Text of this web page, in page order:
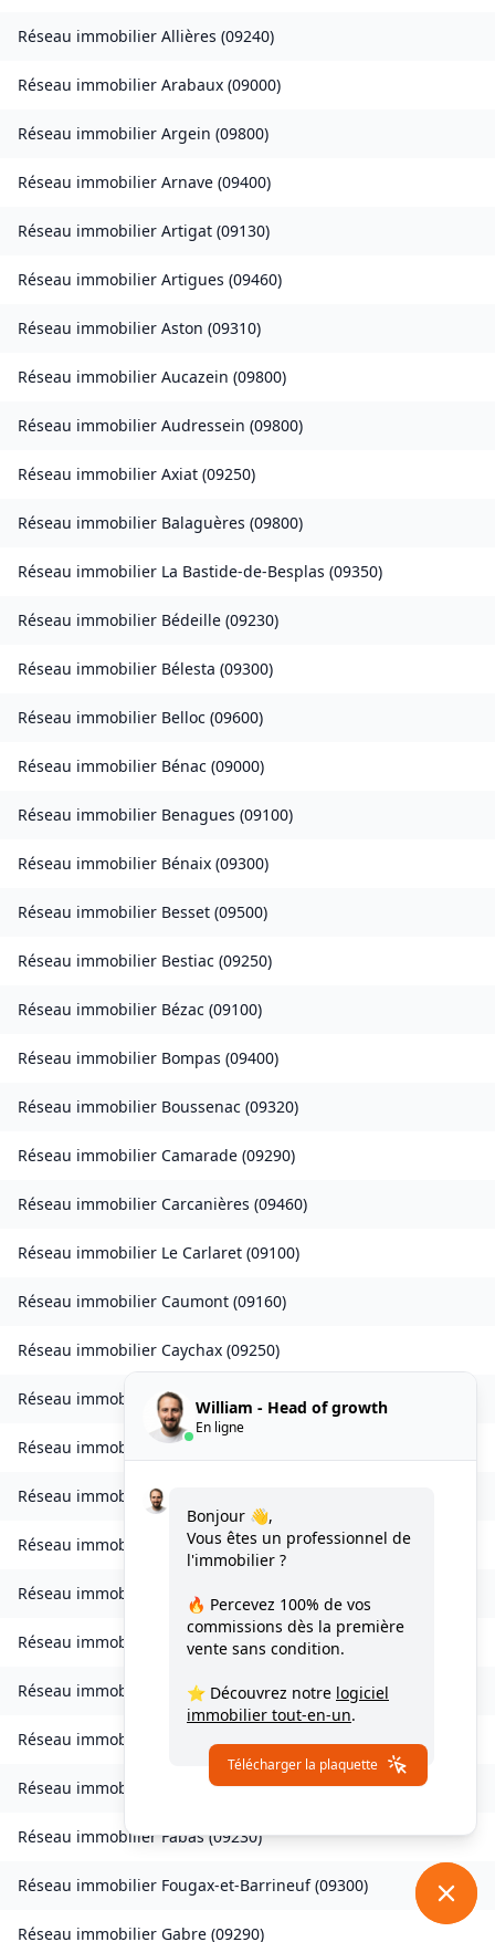
Réseau immobilier Allières (09240)
Réseau immobilier Arabaux (09000)
Réseau immobilier Argein (09800)
Réseau immobilier Arnave (09400)
Réseau immobilier Artigat (09130)
Réseau immobilier Artigues (09460)
Réseau immobilier Aston (09310)
Réseau immobilier Aucazein (09800)
Réseau immobilier Audressein (09800)
Réseau immobilier Axiat (09250)
Réseau immobilier Balaguères (09800)
Réseau immobilier La Bastide-de-Besplas (09350)
Réseau immobilier Bédeille (09230)
Réseau immobilier Bélesta (09300)
Réseau immobilier Belloc (09600)
Réseau immobilier Bénac (09000)
Réseau immobilier Benagues (09100)
Réseau immobilier Bénaix (09300)
Réseau immobilier Besset (09500)
Réseau immobilier Bestiac (09250)
Réseau immobilier Bézac (09100)
Réseau immobilier Bompas (09400)
Réseau immobilier Boussenac (09320)
Réseau immobilier Camarade (09290)
Réseau immobilier Carcanières (09460)
Réseau immobilier Le Carlaret (09100)
Réseau immobilier Caumont (09160)
Réseau immobilier Caychax (09250)
Réseau immobilierCazenave-Serres-et-Allens 09400
Réseau immobilier Celles
Réseau immobilierChâteau-Verdun
Réseau immobilier Clermont(09420
Réseau immobilier Coussa
Réseau immobilier Daumazan-sur-Arize(09350
Réseau immobilier Esplas (09700)
Réseau immobilier Esplas-de-Sérou(09420)
Réseau immobilier Eycheil(09200)
Réseau immobilierFabas(09230)
Réseau immobilier Fougax-et-Barrineuf(09300)
Réseau immobilier Gabre (09290)
William - Head of growth
En ligne
Bonjour 👋,
Vous êtes un professionnel de
l'immobilier ?
🔥 Percevez 100% de vos
commissions dès la première
vente sans condition.
⭐ Découvrez notre logiciel
immobilier tout-en-un.
Télécharger la plaquette